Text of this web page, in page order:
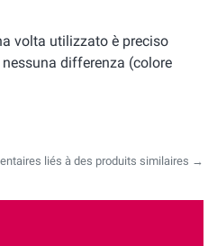
volta utilizzato è preciso
differenza (colore
liés à des produits similaires →